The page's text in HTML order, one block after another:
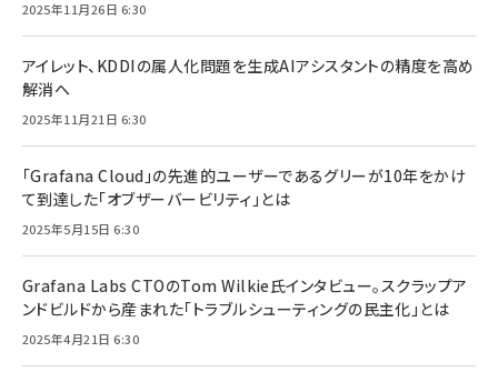
2025年11月26日 6:30
アイレット、KDDIの属人化問題を生成AIアシスタントの精度を高め
解消へ
2025年11月21日 6:30
「Grafana Cloud」の先進的ユーザーであるグリーが10年をかけ
て到達した「オブザーバービリティ」とは
2025年5月15日 6:30
Grafana Labs CTOのTom Wilkie氏インタビュー。スクラップア
ンドビルドから産まれた「トラブルシューティングの民主化」とは
2025年4月21日 6:30